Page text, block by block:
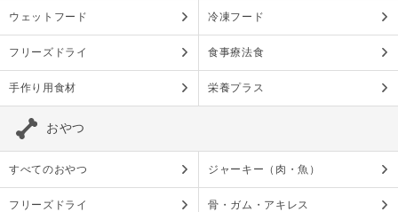
ウェットフード 冷凍フード
フリーズドライ 食事療法食
手作り用食材 栄養プラス
おやつ
すべてのおやつ ジャーキー（肉・魚）
フリーズドライ 骨・ガム・アキレス